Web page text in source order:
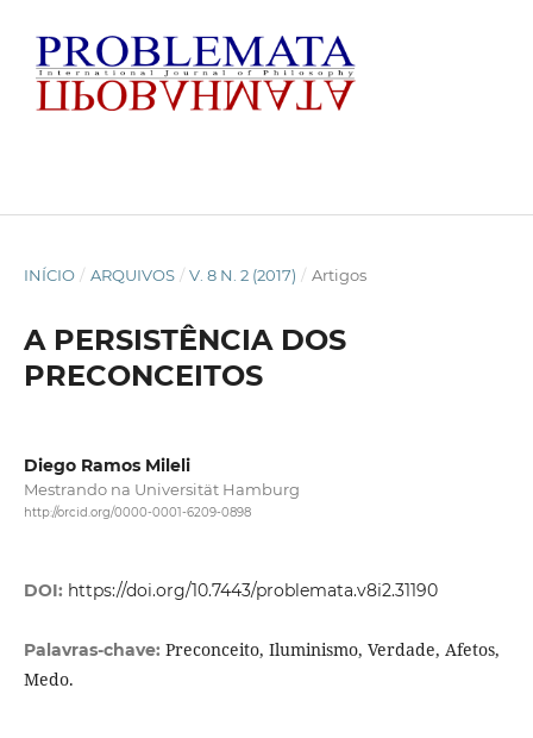
INÍCIO / ARQUIVOS / V. 8 N. 2 (2017) / Artigos
A PERSISTÊNCIA DOS
PRECONCEITOS
Diego Ramos Mileli
Mestrando na Universität Hamburg
http://orcid.org/0000-0001-6209-0898
DOI: https://doi.org/10.7443/problemata.v8i2.31190
Palavras-chave: Preconceito, Iluminismo, Verdade, Afetos,
Medo.